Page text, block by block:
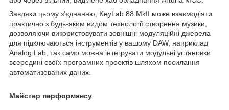
Завдяки цьому з'єднанню, KeyLab 88 MkII може взаємодіяти
практично з будь-яким видом технології створення музики,
дозволяючи використовувати зовнішні модуляційні джерела
для підключаються інструментів у вашому DAW, наприклад
Analog Lab, так само можна інтегрувати модульні установки
всередині своїх програмних проектів шляхом посилання
автоматизованих даних.
Майстер перформансу